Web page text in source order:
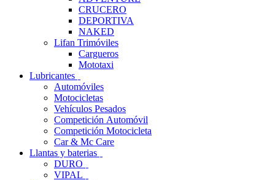
CRUCERO
DEPORTIVA
NAKED
Lifan Trimóviles
Cargueros
Mototaxi
Lubricantes
Automóviles
Motocicletas
Vehículos Pesados
Competición Automóvil
Competición Motocicleta
Car & Mc Care
Llantas y baterias
DURO
VIPAL